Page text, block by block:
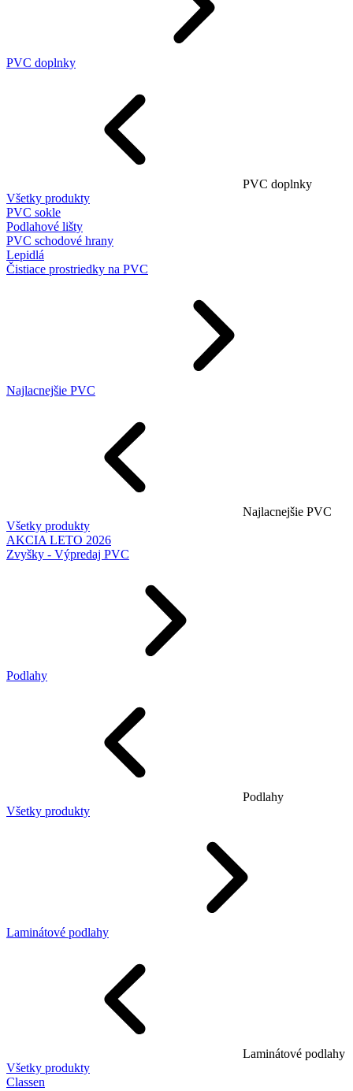
PVC doplnky
PVC doplnky
Všetky produkty
PVC sokle
Podlahové lišty
PVC schodové hrany
Lepidlá
Čistiace prostriedky na PVC
Najlacnejšie PVC
Najlacnejšie PVC
Všetky produkty
AKCIA LETO 2026
Zvyšky - Výpredaj PVC
Podlahy
Podlahy
Všetky produkty
Laminátové podlahy
Laminátové podlahy
Všetky produkty
Classen